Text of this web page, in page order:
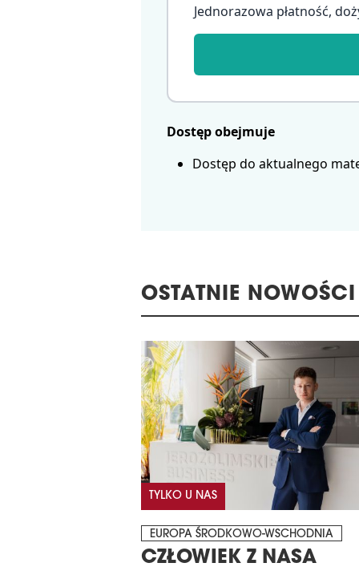
Jednorazowa płatność,
Dostęp obejmuje
Dostęp do aktualnego
OSTATNIE NOWOŚCI
TYLKO U NAS
EUROPA ŚRODKOWO-WSCHODNIA
CZŁOWIEK Z NASA